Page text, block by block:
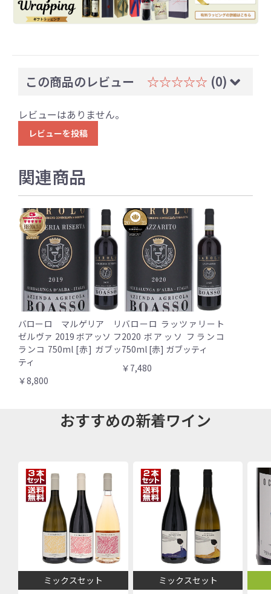
この商品のレビュー ☆☆☆☆☆ (0)
レビューはありません。
レビューを投稿
関連商品
バローロ マルゲリア リ
ゼルヴァ 2019 ボアッソ フ
ランコ 750ml [赤] ガブッ
ティ
￥8,800
バローロ ラッツァリート
2020 ボアッソ フランコ
750ml [赤] ガブッティ
￥7,480
おすすめの新着ワイン
ミックスセット ミックスセット